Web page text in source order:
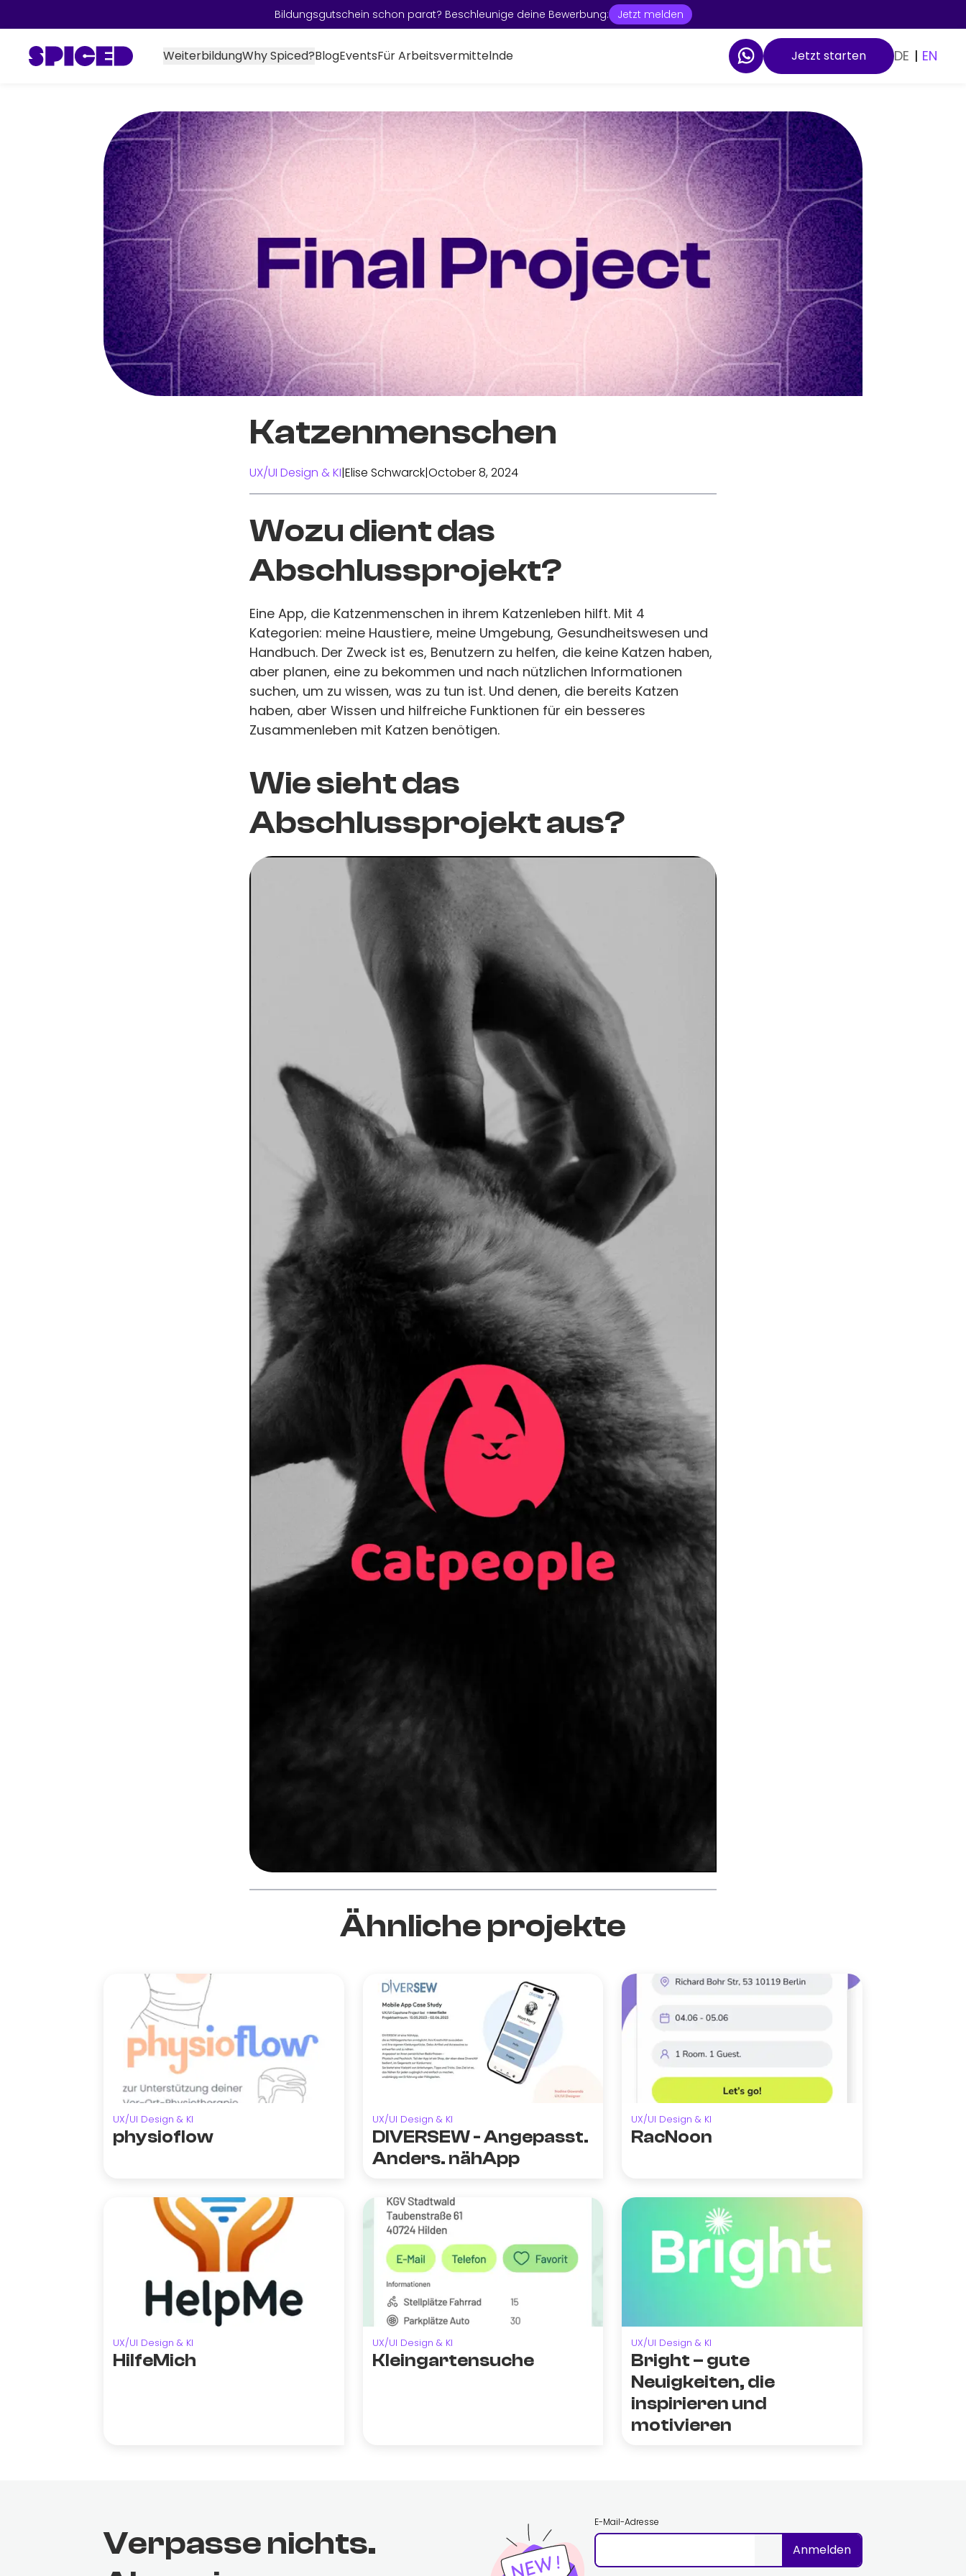
Bildungsgutschein schon parat? Beschleunige deine Bewerbung: Jetzt melden
WeiterbildungWhy Spiced?BlogEventsFür Arbeitsvermittelnde Jetzt starten DE | EN
Katzenmenschen
UX/UI Design & KI|Elise Schwarck|October 8, 2024
Wozu dient das
Abschlussprojekt?
Eine App, die Katzenmenschen in ihrem Katzenleben hilft. Mit 4
Kategorien: meine Haustiere, meine Umgebung, Gesundheitswesen und
Handbuch. Der Zweck ist es, Benutzern zu helfen, die keine Katzen haben,
aber planen, eine zu bekommen und nach nützlichen Informationen
suchen, um zu wissen, was zu tun ist. Und denen, die bereits Katzen
haben, aber Wissen und hilfreiche Funktionen für ein besseres
Zusammenleben mit Katzen benötigen.
Wie sieht das
Abschlussprojekt aus?
Ähnliche projekte
UX/UI Design & KI
physioflow
UX/UI Design & KI
DIVERSEW - Angepasst.
Anders. nähApp
UX/UI Design & KI
RacNoon
UX/UI Design & KI
HilfeMich
UX/UI Design & KI
Kleingartensuche
UX/UI Design & KI
Bright – gute
Neuigkeiten, die
inspirieren und
motivieren
Verpasse nichts.
E-Mail-Adresse
Anmelden